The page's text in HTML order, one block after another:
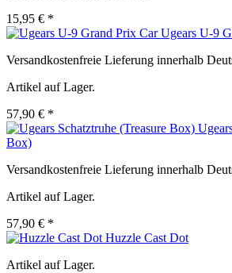
15,95 € *
Ugears U-9
Versandkostenfreie Lieferung innerhalb
Artikel auf Lager.
57,90 € *
Box)
Versandkostenfreie Lieferung innerhalb
Artikel auf Lager.
57,90 € *
Huzzle Cast Dot
Artikel auf Lager.